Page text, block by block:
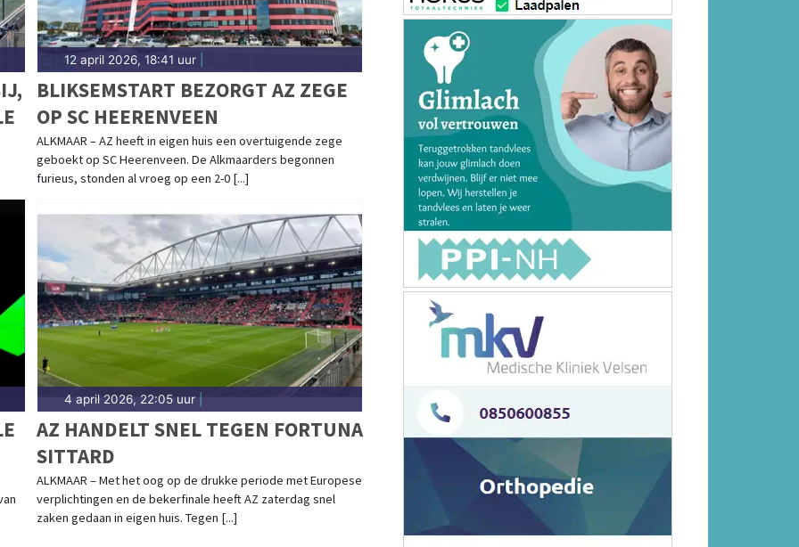
12 april 2026, 18:41 uur|
BLIKSEMSTART BEZORGT AZ ZEGE
OP SC HEERENVEEN
ALKMAAR – AZ heeft in eigen huis een overtuigende zege
geboekt op SC Heerenveen. De Alkmaarders begonnen
furieus, stonden al vroeg op een 2-0 [...]
4 april 2026, 22:05 uur|
AZ HANDELT SNEL TEGEN FORTUNA
SITTARD
ALKMAAR – Met het oog op de drukke periode met Europese
verplichtingen en de bekerfinale heeft AZ zaterdag snel
zaken gedaan in eigen huis. Tegen [...]